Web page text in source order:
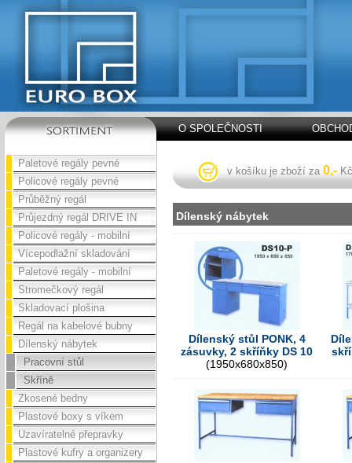
O SPOLEČNOSTI
Paletové regály pevné
Policové regály pevné
Průběžný regál
Průjezdný regál DRIVE IN
Policové regály - mobilní
Vícepodlažní skladování
Paletové regály - mobilní
Stromečkový regál
Skladovací plošina
Regál na kabelové bubny
Dílenský nábytek
Pracovní stůl
Skříně
Zkosené bedny
Plastové boxy s víkem
Uzavíratelné přepravky
Plastové kufry a organizery
v košíku je zboží za 0,- Kč
Dílenský nábytek
Dílenský stůl PONK, 4
zásuvky, 2 skříňky DS 10
(1950x680x850)